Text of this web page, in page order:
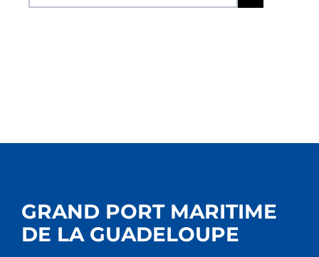
GRAND PORT MARITIME
DE LA GUADELOUPE